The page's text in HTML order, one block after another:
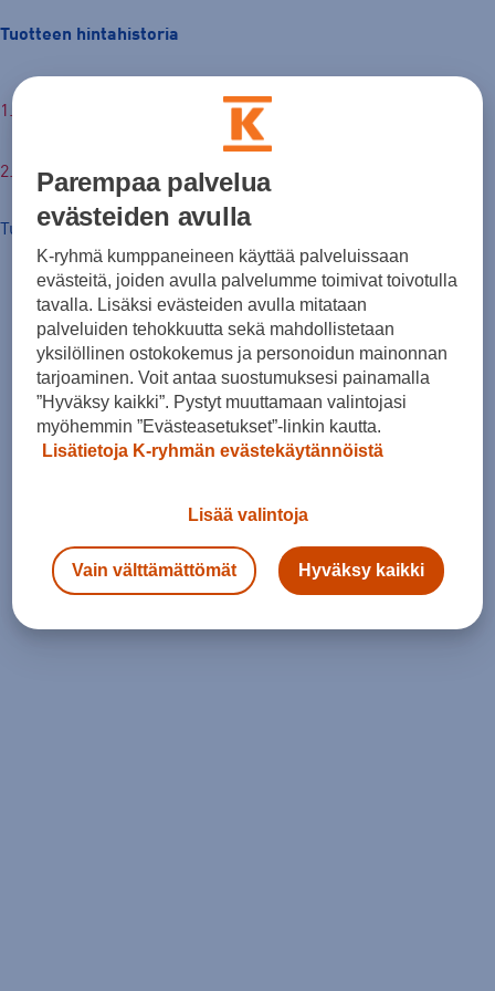
Tuotteen hintahistoria
Tuotteen hinta nyt
Parempaa palvelua
evästeiden avulla
K-ryhmä kumppaneineen käyttää palveluissaan
evästeitä, joiden avulla palvelumme toimivat toivotulla
tavalla. Lisäksi evästeiden avulla mitataan
palveluiden tehokkuutta sekä mahdollistetaan
yksilöllinen ostokokemus ja personoidun mainonnan
tarjoaminen. Voit antaa suostumuksesi painamalla
”Hyväksy kaikki”. Pystyt muuttamaan valintojasi
myöhemmin ”Evästeasetukset”-linkin kautta.
Lisätietoja K-ryhmän evästekäytännöistä
Lisää valintoja
Vain välttämättömät Hyväksy kaikki